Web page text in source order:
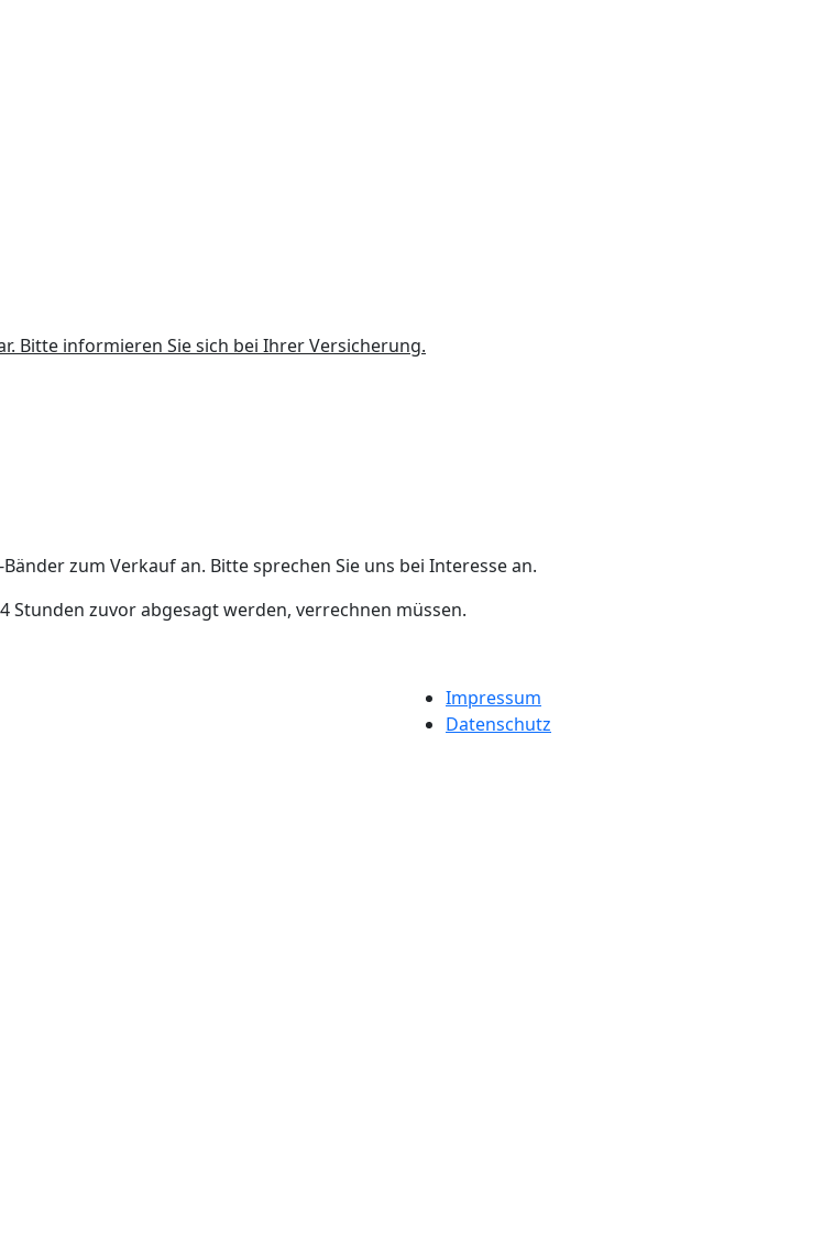
Bitte informieren Sie sich bei Ihrer Versicherung.
zum Verkauf an. Bitte sprechen Sie uns bei Interesse an.
Stunden zuvor abgesagt werden, verrechnen müssen.
Impressum
Datenschutz